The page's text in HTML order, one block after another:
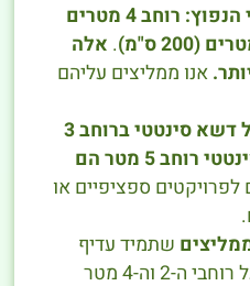
הנפוץ:
רוחב 4 מטרים
. אלה
אנו ממליצים עליהם
גליל דשא סינטטי ברוחב 3
רוחב 5 מטר
הם
ספציפיים או
שתמיד עדיף
בתכנון הראשוני להתבסס על רוחבי ה-2 וה-4 מטר